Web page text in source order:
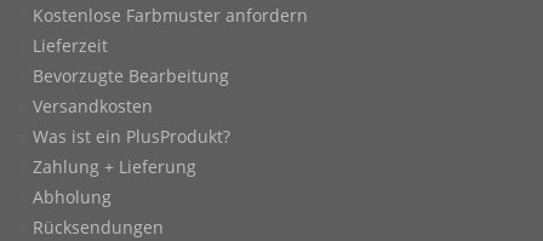
Kostenlose Farbmuster anfordern
Lieferzeit
Bevorzugte Bearbeitung
Versandkosten
Was ist ein PlusProdukt?
Zahlung + Lieferung
Abholung
Rücksendungen